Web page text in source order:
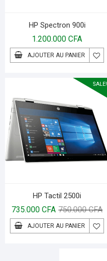
HP Spectron 900i
1.200.000CFA
AJOUTER AU PANIER
SALE!
HP Tactil 2500i
750.000CFA
735.000CFA
AJOUTER AU PANIER